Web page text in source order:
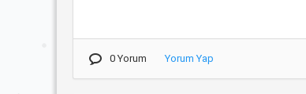
0 Yorum Yorum Yap